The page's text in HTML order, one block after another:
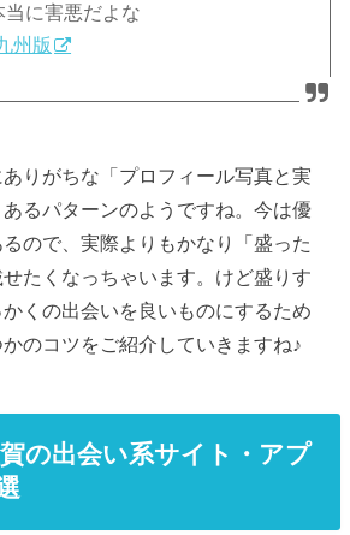
に害悪だよな
州版
りがちな「プロフィール写真と実
るパターンのようですね。今は優
ので、実際よりもかなり「盛った
たくなっちゃいます。けど盛りす
くの出会いを良いものにするため
のコツをご紹介していきますね♪
賀の出会い系サイト・アプ